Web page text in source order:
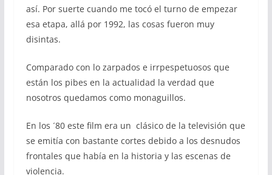
así. Por suerte cuando me tocó el turno de empezar
esa etapa, allá por 1992, las cosas fueron muy
disintas.
Comparado con lo zarpados e irrpespetuosos que
están los pibes en la actualidad la verdad que
nosotros quedamos como monaguillos.
En los ´80 este film era un clásico de la televisión que
se emitía con bastante cortes debido a los desnudos
frontales que había en la historia y las escenas de
violencia.